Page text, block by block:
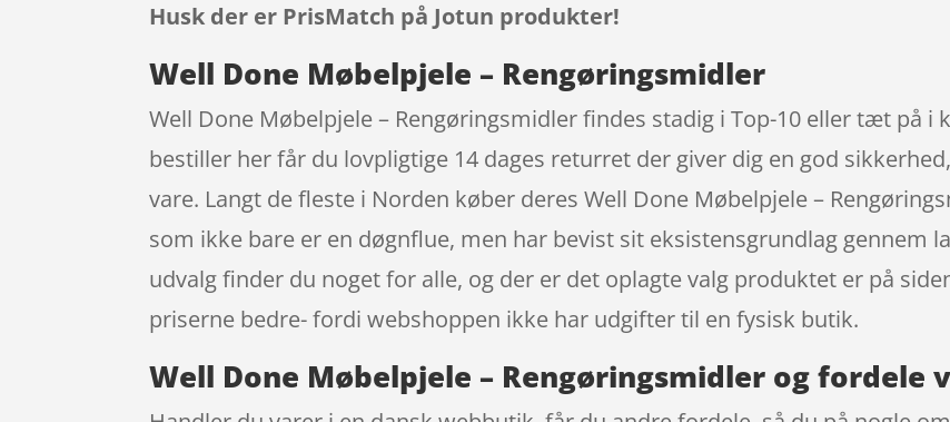
Husk der er PrisMatch på Jotun produkter!
Well Done Møbelpjele – Rengøringsmidler
Well Done Møbelpjele – Rengøringsmidler findes stadig i Top-10 eller tæt på i
bestiller her får du lovpligtige 14 dages returret der giver dig en god
vare. Langt de fleste i Norden køber deres Well Done Møbelpjele –
som ikke bare er en døgnflue, men har bevist sit eksistensgrundlag gennem
udvalg finder du noget for alle, og der er det oplagte valg produktet er på
priserne bedre- fordi webshoppen ikke har udgifter til en fysisk butik.
Well Done Møbelpjele – Rengøringsmidler og fordele